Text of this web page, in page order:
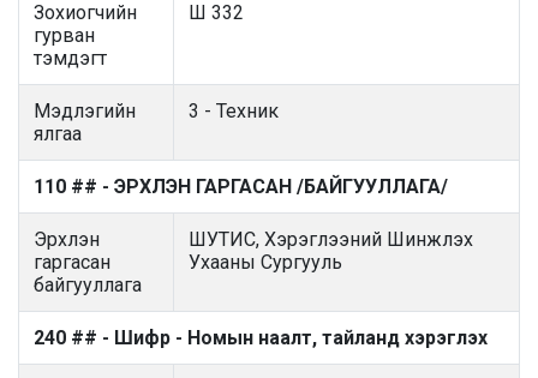
Зохиогчийн
гурван
тэмдэгт
Ш 332
Мэдлэгийн
ялгаа
3 - Техник
110 ## - ЭРХЛЭН ГАРГАСАН /БАЙГУУЛЛАГА/
Эрхлэн
гаргасан
байгууллага
ШУТИС, Хэрэглээний Шинжлэх
Ухааны Сургууль
240 ## - Шифр - Номын наалт, тайланд хэрэглэх